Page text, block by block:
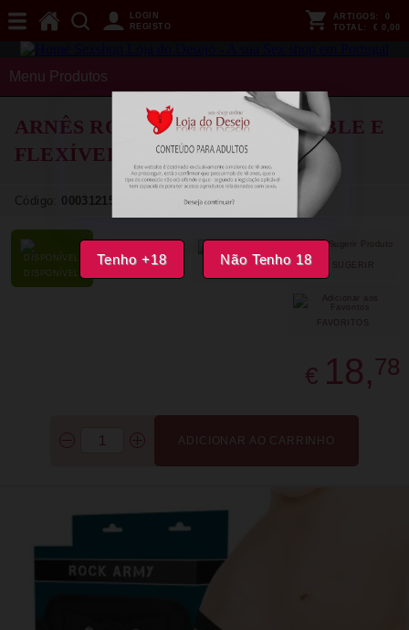
Tenho +18 Não Tenho 18
LOGIN
REGISTO
ARTIGOS:
0
TOTAL: € 0,00
Menu Produtos
ARNÊS ROCKARMY - ADJUSTABLE E
FLEXÍVEL ANÉIS
Código: 00031215
DISPONÍVEL
SUGERIR
FAVORITOS
€ 18, 78
ADICIONAR AO CARRINHO